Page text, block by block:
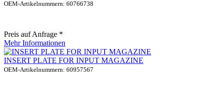
OEM-Artikelnummern: 60766738
Preis auf Anfrage *
Mehr Informationen
INSERT PLATE FOR INPUT MAGAZINE
OEM-Artikelnummern: 60957567